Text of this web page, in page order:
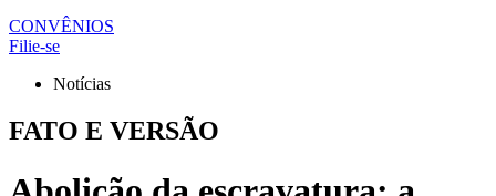
CONVÊNIOS
Filie-se
Notícias
FATO E VERSÃO